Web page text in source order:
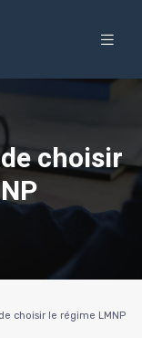
choisir
choisir le régime LMNP